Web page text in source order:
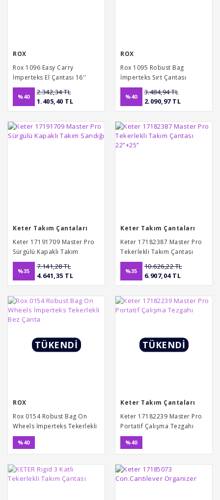
ROX
Rox 1096 Easy Carry
İmperteks El Çantası 16''
%40
2.342,34 TL
1.405,40 TL
ROX
Rox 1095 Robust Bag
İmperteks Sırt Çantası
%40
3.484,94 TL
2.090,97 TL
Keter Takım Çantaları
Keter 17191709 Master Pro
Sürgülü Kapaklı Takım
Sandığı
%35
7.141,28 TL
4.641,35 TL
Keter Takım Çantaları
Keter 17182387 Master Pro
Tekerlekli Takım Çantası
22”+25”
%35
10.626,22 TL
6.907,04 TL
TÜKENDİ
ROX
Rox 0154 Robust Bag On
Wheels İmperteks Tekerlekli
Bez Çanta
%40
TÜKENDİ
Keter Takım Çantaları
Keter 17182239 Master Pro
Portatif Çalışma Tezgahı
%40